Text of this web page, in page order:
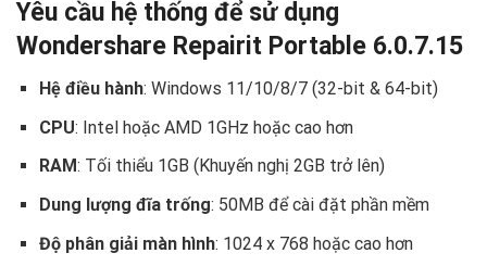
Yêu cầu hệ thống để sử dụng
Wondershare Repairit Portable 6.0.7.15
Hệ điều hành: Windows 11/10/8/7 (32-bit & 64-bit)
CPU: Intel hoặc AMD 1GHz hoặc cao hơn
RAM: Tối thiểu 1GB (Khuyến nghị 2GB trở lên)
Dung lượng đĩa trống: 50MB để cài đặt phần mềm
Độ phân giải màn hình: 1024 x 768 hoặc cao hơn